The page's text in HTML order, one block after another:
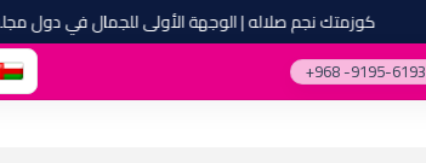
كوزمتك نجم صلاله | الوجهة الأولى للجمال في دول مجلس
‎+968 -9195-6193‎